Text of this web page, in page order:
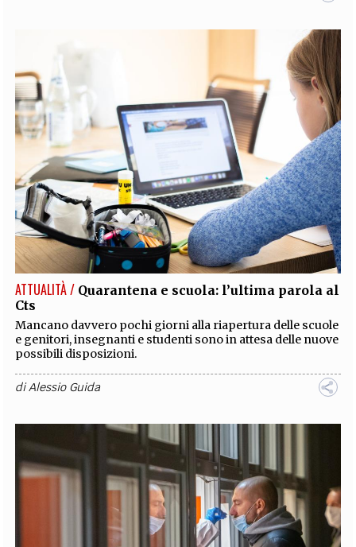
ATTUALITÀ / Quarantena e scuola: l’ultima parola al
Cts
Mancano davvero pochi giorni alla riapertura delle scuole
e genitori, insegnanti e studenti sono in attesa delle nuove
possibili disposizioni.
diAlessio Guida